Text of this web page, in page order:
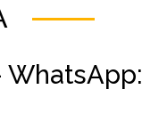
WhatsApp: